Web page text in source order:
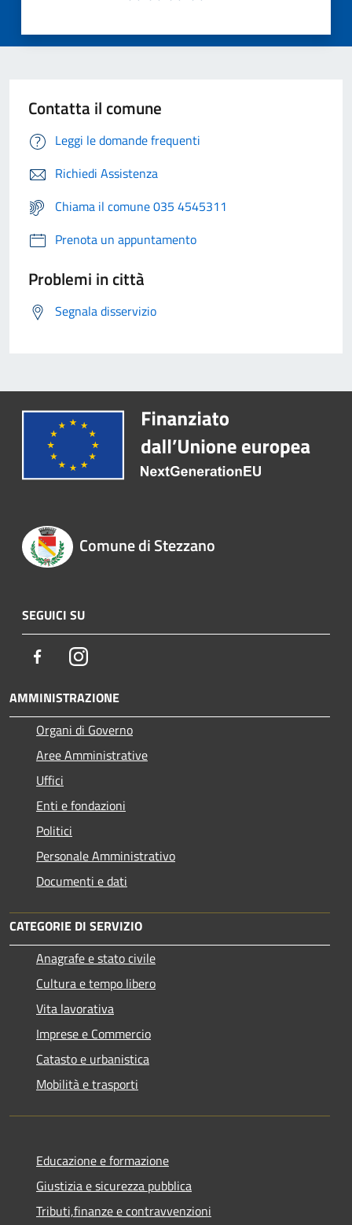
Contatta il comune
Leggi le domande frequenti
Richiedi Assistenza
Chiama il comune 035 4545311
Prenota un appuntamento
Problemi in città
Segnala disservizio
Comune di Stezzano
SEGUICI SU
FacebookInstagram
AMMINISTRAZIONE
Organi di Governo
Aree Amministrative
Uffici
Enti e fondazioni
Politici
Personale Amministrativo
Documenti e dati
CATEGORIE DI SERVIZIO
Anagrafe e stato civile
Cultura e tempo libero
Vita lavorativa
Imprese e Commercio
Catasto e urbanistica
Mobilità e trasporti
Educazione e formazione
Giustizia e sicurezza pubblica
Tributi,finanze e contravvenzioni